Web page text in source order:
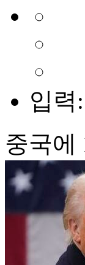
입력
중국에